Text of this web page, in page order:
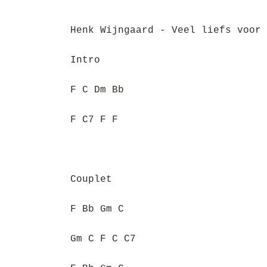
Henk Wijngaard - Veel liefs voor
Intro
F C Dm Bb
F C7 F F
Couplet
F Bb Gm C
Gm C F C C7